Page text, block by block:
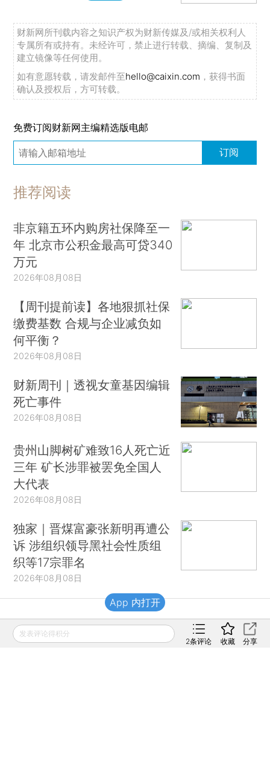
财新网所刊载内容之知识产权为财新传媒及/或相关权利人
专属所有或持有。未经许可，禁止进行转载、摘编、复制及
建立镜像等任何使用。
如有意愿转载，请发邮件至hello@caixin.com ，获得书面
确认及授权后，方可转载。
免费订阅财新网主编精选版电邮
订阅
推荐阅读
非京籍五环内购房社保降至一
年 北京市公积金最高可贷340
万元
2026年08月08日
【周刊提前读】各地狠抓社保
缴费基数 合规与企业减负如
何平衡？
2026年08月08日
财新周刊｜透视女童基因编辑
死亡事件
2026年08月08日
贵州山脚树矿难致16人死亡近
三年 矿长涉罪被罢免全国人
大代表
2026年08月08日
独家｜晋煤富豪张新明再遭公
诉 涉组织领导黑社会性质组
织等17宗罪名
2026年08月08日
财新移动
发表评论得积分
2条评论 收藏 分享
App 内打开